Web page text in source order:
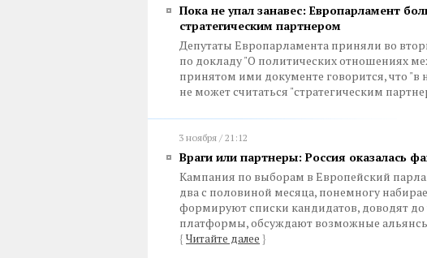
Пока не упал занавес: Европарламент
стратегическим партнером
Депутаты Европарламента приняли во
по докладу "О политических отношениях
принятом ими документе говорится, что "в
не может считаться "стратегическим
3 ноября / 21:12
Враги или партнеры: Россия оказалась
Кампания по выборам в Европейский
два с половиной месяца, понемногу
формируют списки кандидатов, доводят
платформы, обсуждают возможные
{ Читайте далее }